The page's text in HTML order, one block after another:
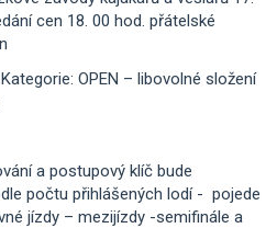
cen 18. 00 hod. přátelské
OPEN – libovolné složení
a postupový klíč bude
počtu přihlášených lodí - pojede
jízdy – mezijízdy -semifinále a